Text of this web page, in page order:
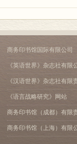
商务印书馆国际有限公司
《英语世界》杂志社有限
《汉语世界》杂志社有限
《语言战略研究》网站
商务印书馆（成都）有限
商务印书馆（上海）有限